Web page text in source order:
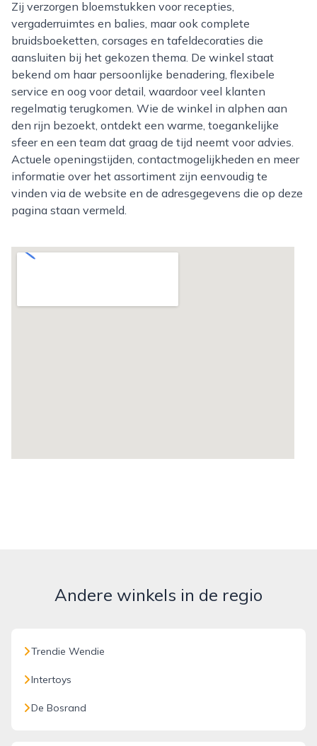
Zij verzorgen bloemstukken voor recepties,
vergaderruimtes en balies, maar ook complete
bruidsboeketten, corsages en tafeldecoraties die
aansluiten bij het gekozen thema. De winkel staat
bekend om haar persoonlijke benadering, flexibele
service en oog voor detail, waardoor veel klanten
regelmatig terugkomen. Wie de winkel in alphen aan
den rijn bezoekt, ontdekt een warme, toegankelijke
sfeer en een team dat graag de tijd neemt voor advies.
Actuele openingstijden, contactmogelijkheden en meer
informatie over het assortiment zijn eenvoudig te
vinden via de website en de adresgegevens die op deze
pagina staan vermeld.
Andere winkels in de regio
Trendie Wendie
Intertoys
De Bosrand